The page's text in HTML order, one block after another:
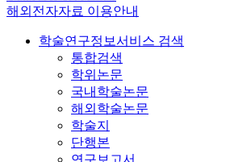
해외전자자료 이용안내
학술연구정보서비스 검색
통합검색
학위논문
국내학술논문
해외학술논문
학술지
단행본